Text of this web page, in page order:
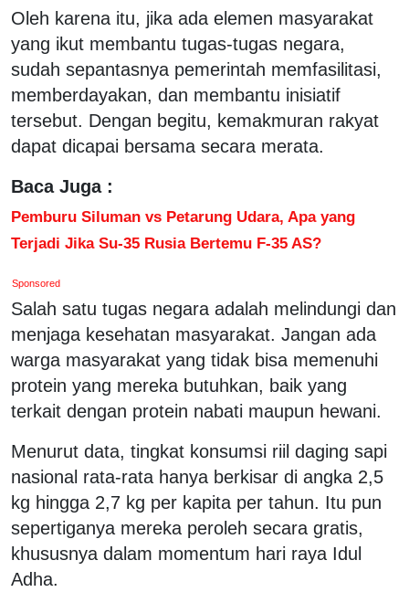
Oleh karena itu, jika ada elemen masyarakat
yang ikut membantu tugas-tugas negara,
sudah sepantasnya pemerintah memfasilitasi,
memberdayakan, dan membantu inisiatif
tersebut. Dengan begitu, kemakmuran rakyat
dapat dicapai bersama secara merata.
Baca Juga :
Pemburu Siluman vs Petarung Udara, Apa yang
Terjadi Jika Su-35 Rusia Bertemu F-35 AS?
Sponsored
Salah satu tugas negara adalah melindungi dan
menjaga kesehatan masyarakat. Jangan ada
warga masyarakat yang tidak bisa memenuhi
protein yang mereka butuhkan, baik yang
terkait dengan protein nabati maupun hewani.
Menurut data, tingkat konsumsi riil daging sapi
nasional rata-rata hanya berkisar di angka 2,5
kg hingga 2,7 kg per kapita per tahun. Itu pun
sepertiganya mereka peroleh secara gratis,
khususnya dalam momentum hari raya Idul
Adha.